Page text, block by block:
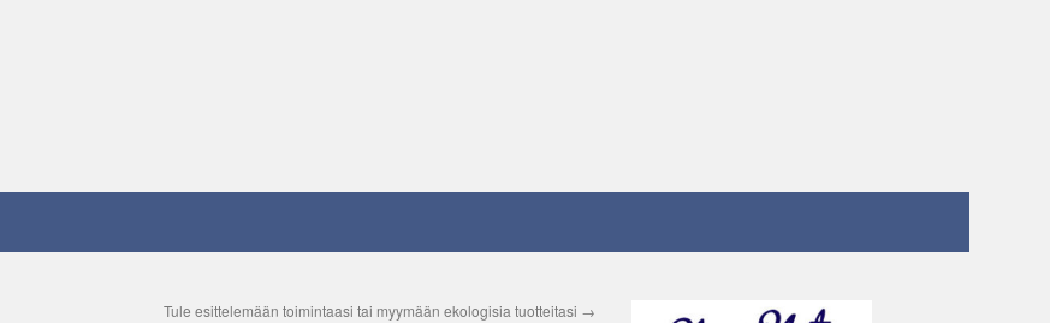
Tule esittelemään toimintaasi tai myymään ekologisia tuotteitasi →